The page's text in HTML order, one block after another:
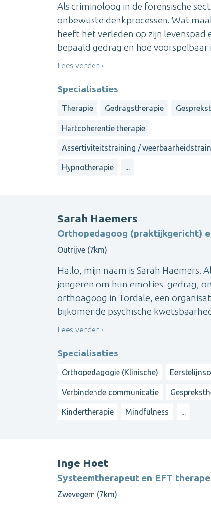
Als criminoloog in de forensische
onbewuste denkprocessen. Wat
heeft het verleden op zijn
bepaald gedrag en hoe voorspelbaar
Lees verder
Specialisaties
Therapie Gedragstherapie
Hartcoherentie therapie
Assertiviteitstraining /
Hypnotherapie ...
Sarah Haemers
Orthopedagoog (praktijkgericht)
Outrijve (7km)
Hallo, mijn naam is Sarah Haemers.
jongeren om hun emoties, gedrag,
orthoagoog in Tordale, een
bijkomende psychische
Lees verder
Specialisaties
Orthopedagogie (Klinische)
Verbindende communicatie
Kindertherapie Mindfulness ...
Inge Hoet
Systeemtherapeut en EFT
Zwevegem (7km)